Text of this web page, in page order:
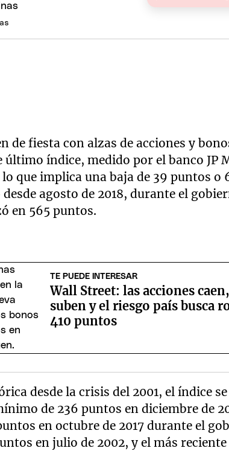
de fiesta con alzas de acciones y
último índice, medido por el banco JP
que implica una baja de 39 puntos o
agosto de 2018, durante el
en 565 puntos.
TE PUEDE INTERESAR
Wall Street: las acciones
suben y el riesgo país busca
410 puntos
desde la crisis del 2001, el índice
de 236 puntos en diciembre de
en octubre de 2017 durante el
en julio de 2002, y el más